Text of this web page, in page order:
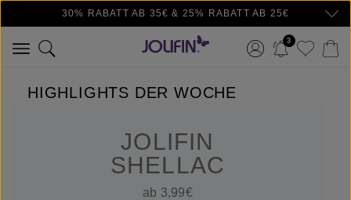
Zum Hauptinhalt springen
30% RABATT AB 35€ & 25% RABATT AB 25€
3
HIGHLIGHTS DER WOCHE
JOLIFIN
SHELLAC
ab 3,99€